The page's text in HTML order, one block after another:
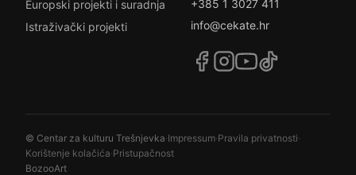
Europski projekti i suradnja
Istraživački projekti
+385 1 3027 411
info@cekate.hr
© Centar za kulturu Trešnjevka·Impressum·Pravila privatnosti·
Korištenje kolačića·Pristupačnost
BozooArt